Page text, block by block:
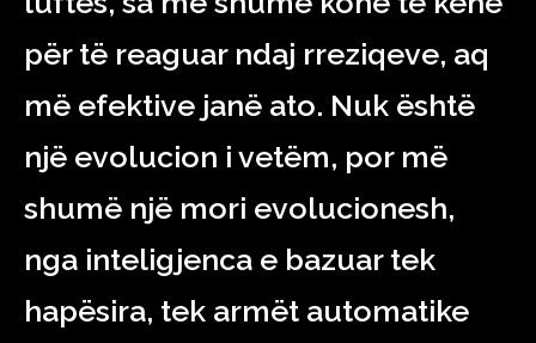
për të reaguar ndaj rreziqeve, aq
më efektive janë ato. Nuk është
një evolucion i vetëm, por më
shumë një mori evolucionesh,
nga inteligjenca e bazuar tek
hapësira, tek armët automatike